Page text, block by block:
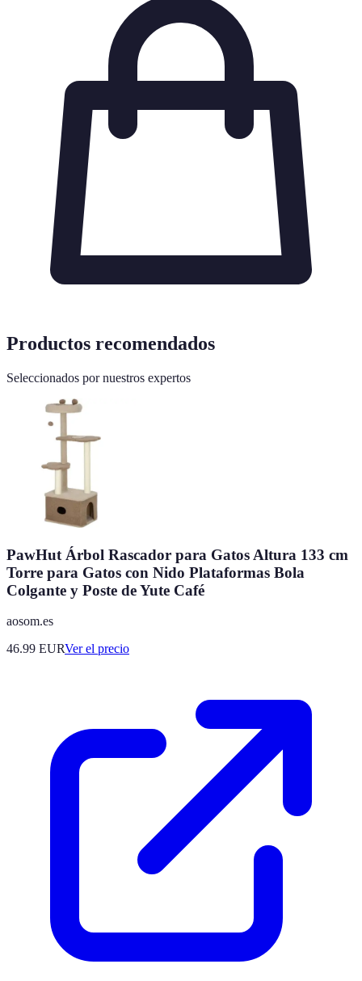
Productos recomendados
Seleccionados por nuestros expertos
PawHut Árbol Rascador para Gatos Altura 133 cm
Torre para Gatos con Nido Plataformas Bola
Colgante y Poste de Yute Café
aosom.es
46.99 EURVer el precio